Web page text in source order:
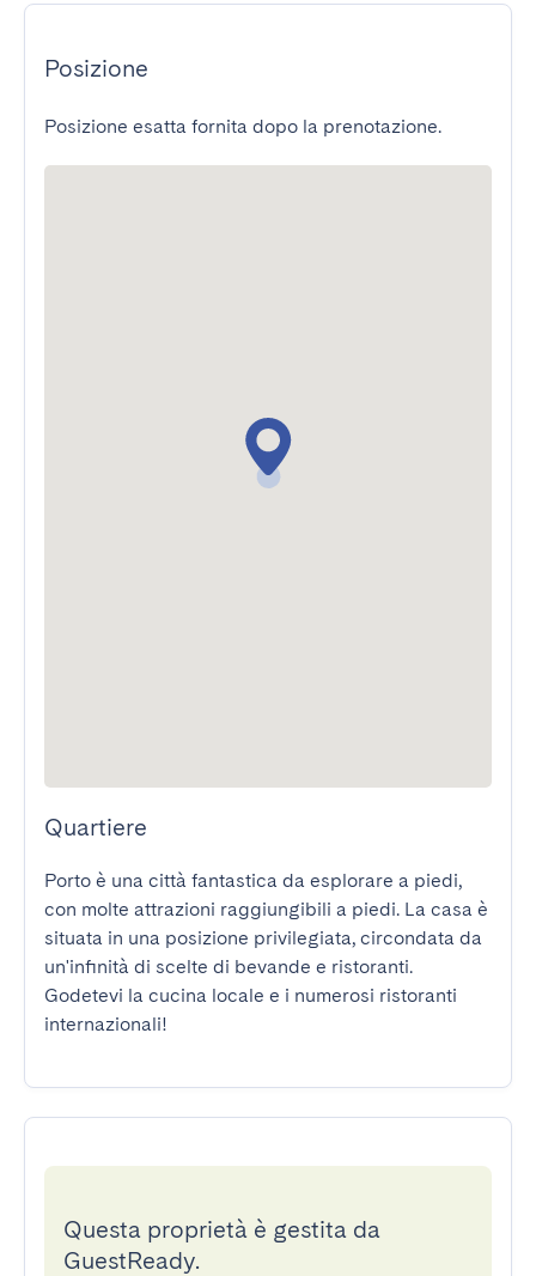
Posizione
Posizione esatta fornita dopo la prenotazione.
Quartiere
Porto è una città fantastica da esplorare a piedi,
con molte attrazioni raggiungibili a piedi. La casa è
situata in una posizione privilegiata, circondata da
un'infinità di scelte di bevande e ristoranti.
Godetevi la cucina locale e i numerosi ristoranti
internazionali!
Questa proprietà è gestita da
GuestReady.